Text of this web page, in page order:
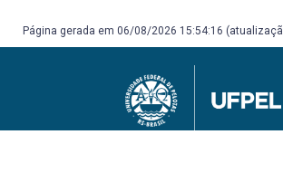
Página gerada em 06/08/2026 15:54:16